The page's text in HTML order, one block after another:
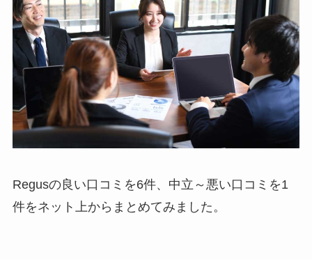
Regusの良い口コミを6件、中立～悪い口コミを1
件をネット上からまとめてみました。